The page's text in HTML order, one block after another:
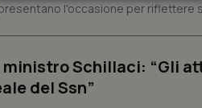
l'occasione per riflettere
ministro Schillaci: “Gli
del Ssn”